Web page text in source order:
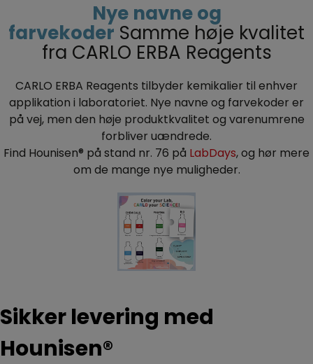
Nye navne og
farvekoder Samme høje kvalitet
fra CARLO ERBA Reagents
CARLO ERBA Reagents tilbyder kemikalier til enhver
applikation i laboratoriet. Nye navne og farvekoder er
på vej, men den høje produktkvalitet og varenumrene
forbliver uændrede.
Find Hounisen® på stand nr. 76 på LabDays, og hør mere
om de mange nye muligheder.
Sikker levering med
Hounisen®